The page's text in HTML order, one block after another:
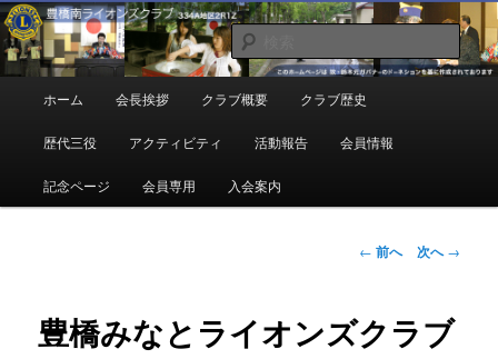
メ
イ
ン
コ
豊橋南ライオンズクラブ
地域奉仕ボランティア
検
索
ュ
ホーム 会長挨拶 クラブ概要 クラブ歴史
歴代三役 アクティビティ 活動報告 会員情報
記念ページ 会員専用 入会案内
投
ビ
ゲ
← 前へ 次へ→
豊橋みなとライオンズクラブ